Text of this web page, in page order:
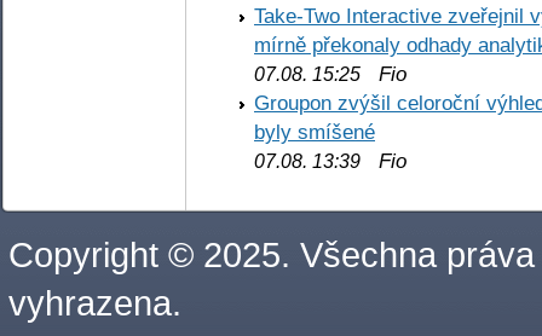
Take-Two Interactive zveřejnil
mírně překonaly odhady
07.08. 15:25 Fio
Groupon zvýšil celoroční
byly smíšené
07.08. 13:39 Fio
Copyright © 2025. Všechna práva
vyhrazena.